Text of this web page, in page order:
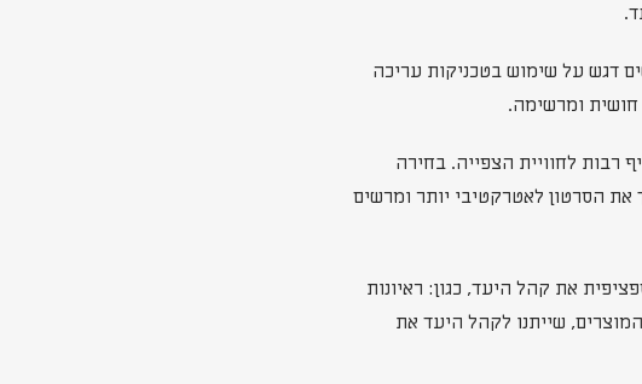
דגש על שימוש בטכניקות עריכה
חושית ומרשימה.
רבות לחוויית הצפייה. בחירה
את הסרטון לאטרקטיבי יותר ומרשים
את קהל היעד, כגון: ראיונות
שייתנו לקהל היעד את